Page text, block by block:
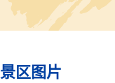
景区图片